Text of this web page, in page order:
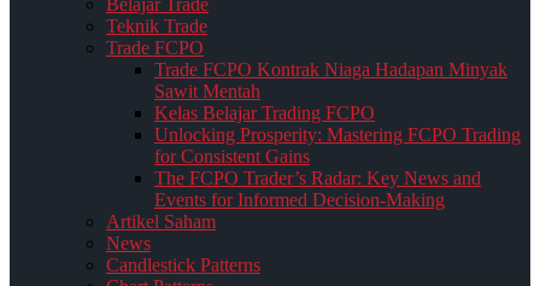
Belajar Trade
Teknik Trade
Trade FCPO
Trade FCPO Kontrak Niaga Hadapan Minyak
Sawit Mentah
Kelas Belajar Trading FCPO
Unlocking Prosperity: Mastering FCPO Trading
for Consistent Gains
The FCPO Trader’s Radar: Key News and
Events for Informed Decision-Making
Artikel Saham
News
Candlestick Patterns